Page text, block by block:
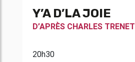
Y’A D’LA JOIE
D’APRÈS CHARLES TRENET
20h30